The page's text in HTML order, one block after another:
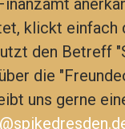
klickt einfach
den Betreff
die
uns gerne